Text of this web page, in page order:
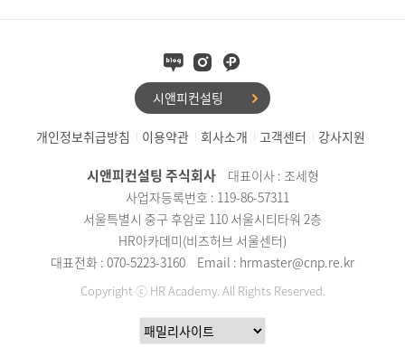
시앤피컨설팅
개인정보취급방침 이용약관 회사소개 고객센터 강사지원
시앤피컨설팅 주식회사
대표이사 : 조세형
사업자등록번호 : 119-86-57311
서울특별시 중구 후암로 110 서울시티타워 2층
HR아카데미(비즈허브 서울센터)
대표전화 : 070-5223-3160
Email : hrmaster@cnp.re.kr
Copyright ⓒ HR Academy. All Rights Reserved.